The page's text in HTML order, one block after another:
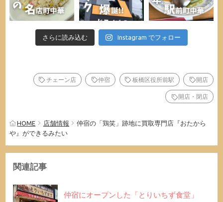
さらに読み込む Instagram でフォロー
チェーン店 仲宿 板橋区役所前駅 開店
開店・閉店
HOME 店舗情報
仲宿の「鶏笑」跡地に買取専門店『おたから
や』ができるみたい
関連記事
仲宿にオープンした「とりいちず食堂」